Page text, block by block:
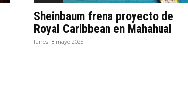
Sheinbaum frena proyecto de
Royal Caribbean en Mahahual
lunes 18 mayo 2026